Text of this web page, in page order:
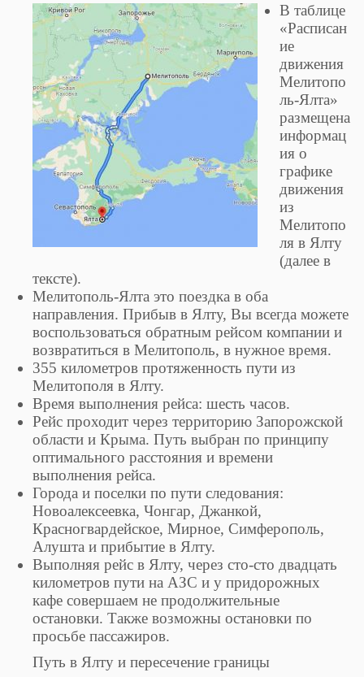
В таблице
«Расписан
ие
движения
Мелитопо
ль-Ялта»
размещена
информац
ия о
графике
движения
из
Мелитопо
ля в Ялту
(далее в
тексте).
Мелитополь-Ялта это поездка в оба
направления. Прибыв в Ялту, Вы всегда можете
воспользоваться обратным рейсом компании и
возвратиться в Мелитополь, в нужное время.
355 километров протяженность пути из
Мелитополя в Ялту.
Время выполнения рейса: шесть часов.
Рейс проходит через территорию Запорожской
области и Крыма. Путь выбран по принципу
оптимального расстояния и времени
выполнения рейса.
Города и поселки по пути следования:
Новоалексеевка, Чонгар, Джанкой,
Красногвардейское, Мирное, Симферополь,
Алушта и прибытие в Ялту.
Выполняя рейс в Ялту, через сто-сто двадцать
километров пути на АЗС и у придорожных
кафе совершаем не продолжительные
остановки. Также возможны остановки по
просьбе пассажиров.
Путь в Ялту и пересечение границы